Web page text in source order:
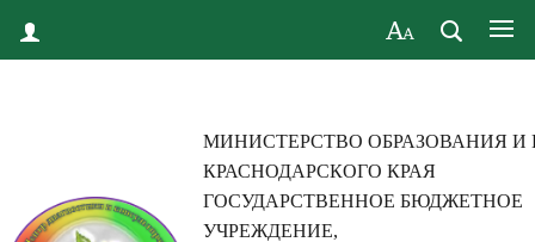
МИНИСТЕРСТВО ОБРАЗОВАНИЯ И
КРАСНОДАРСКОГО КРАЯ
ГОСУДАРСТВЕННОЕ БЮДЖЕТНОЕ
УЧРЕЖДЕНИЕ,